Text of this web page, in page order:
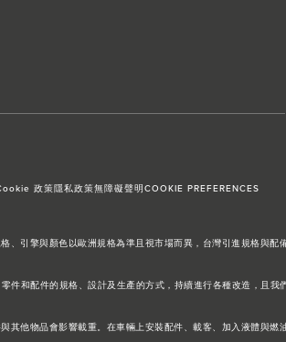
政策隱私政策無障礙聲明COOKIE PREFERENCES
、引擎與顏色以歐洲規格為準且視市場而異，台灣引進規格與
和配件的規格、設計及生產的方式，持續進行各種改造，且
其他物品會影響載重。在車輛上安裝配件、載客、加入液體與燃